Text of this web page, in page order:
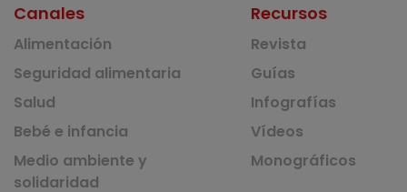
Canales
Alimentación
Seguridad alimentaria
Salud
Bebé e infancia
Medio ambiente y
solidaridad
Recursos
Revista
Guías
Infografías
Vídeos
Monográficos